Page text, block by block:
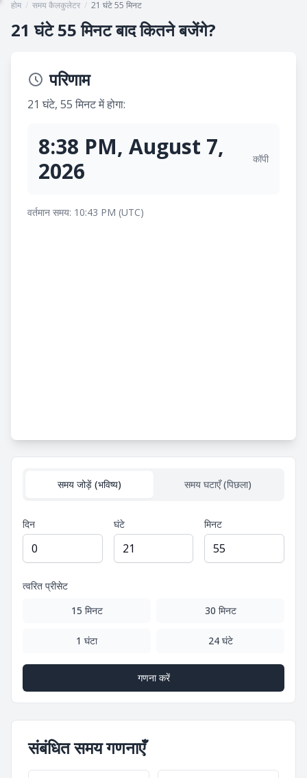
होम / समय कैलकुलेटर / 21 घंटे 55 मिनट
21 घंटे 55 मिनट बाद कितने बजेंगे?
परिणाम
21 घंटे, 55 मिनट में होगा:
8:38 PM, August 7,
2026
कॉपी
वर्तमान समय: 10:43 PM (UTC)
समय जोड़ें (भविष्य) समय घटाएँ (पिछला)
दिन घंटे मिनट
त्वरित प्रीसेट
15 मिनट
30 मिनट
1 घंटा 24 घंटे
गणना करें
संबंधित समय गणनाएँ